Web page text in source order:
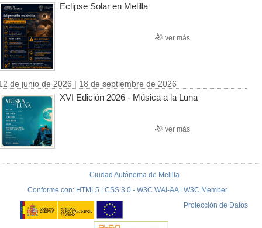
Eclipse Solar en Melilla
ver más
de junio de 2026 | 18 de septiembre de 2026
XVI Edición 2026 - Música a la Luna
ver más
Ciudad Autónoma de Melilla
Conforme con: HTML5 | CSS 3.0 - W3C WAI-AA | W3C Member
Protección de Datos